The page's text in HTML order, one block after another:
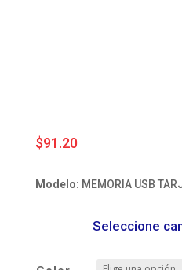
$91.20
Modelo: MEMORIA USB
Seleccione